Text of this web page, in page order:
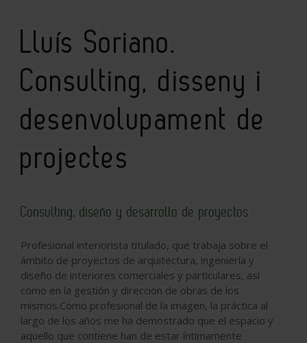
Lluís Soriano.
Consulting, disseny i
desenvolupament de
projectes
Consulting, diseño y desarrollo de proyectos
Profesional interiorista titulado, que trabaja sobre el
ámbito de proyectos de arquitectura, ingeniería y
diseño de interiores comerciales y particulares, así
como en la gestión y dirección de obras de los
mismos.Como profesional de la imagen, la práctica al
largo de los años me ha demostrado que el espacio y
aquello que contiene han de estar íntimamente